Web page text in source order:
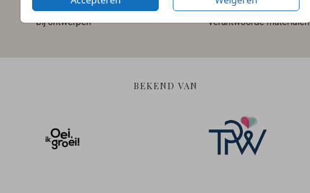
Gratis hulp
bij ontwerpen
Duurzame en
verantwoorde materialen
BEKEND VAN